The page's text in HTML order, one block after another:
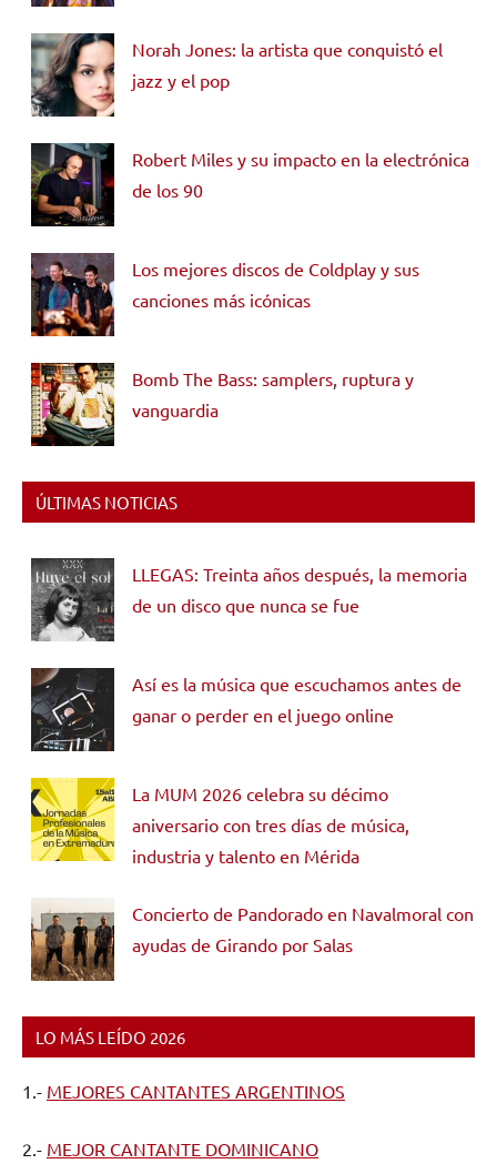
Norah Jones: la artista que conquistó el
jazz y el pop
Robert Miles y su impacto en la electrónica
de los 90
Los mejores discos de Coldplay y sus
canciones más icónicas
Bomb The Bass: samplers, ruptura y
vanguardia
ÚLTIMAS NOTICIAS
LLEGAS: Treinta años después, la memoria
de un disco que nunca se fue
Así es la música que escuchamos antes de
ganar o perder en el juego online
La MUM 2026 celebra su décimo
aniversario con tres días de música,
industria y talento en Mérida
Concierto de Pandorado en Navalmoral con
ayudas de Girando por Salas
LO MÁS LEÍDO 2026
1.- MEJORES CANTANTES ARGENTINOS
2.- MEJOR CANTANTE DOMINICANO